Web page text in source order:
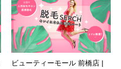
ビューティーモール 前橋店 |